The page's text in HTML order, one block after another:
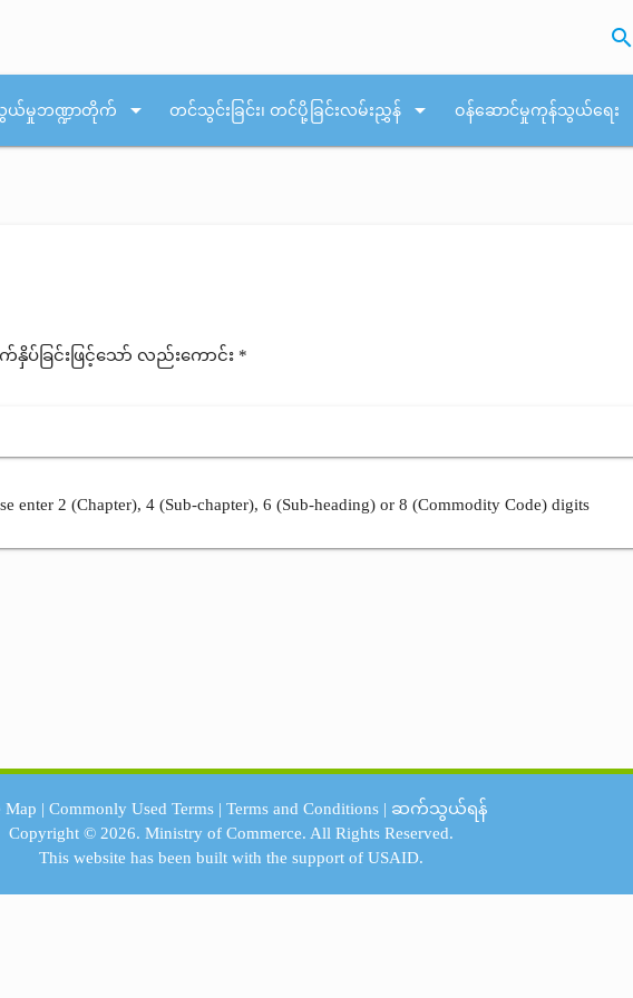
search
ယ်မှုဘဏ္ဍာတိုက် arrow_drop_down တင်သွင်းခြင်း၊ တင်ပို့ခြင်းလမ်းညွှန် arrow_drop_down ဝန်ဆောင်မှုကုန်သွယ်ရေး
ပ်ခြင်းဖြင့်သော် လည်းကောင်း *
enter 2 (Chapter), 4 (Sub-chapter), 6 (Sub-heading) or 8 (Commodity Code) digits
Map | Commonly Used Terms| Terms and Conditions| ဆက်သွယ်ရန်
Copyright © 2026.Ministry of Commerce. All Rights Reserved.
This website has been built with the support ofUSAID.